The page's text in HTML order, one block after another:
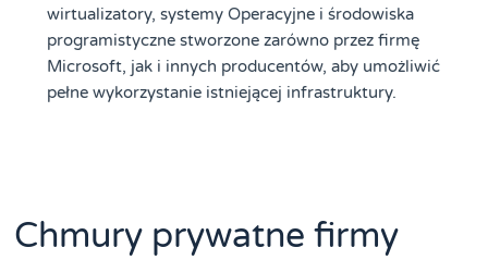
wirtualizatory, systemy Operacyjne i środowiska
programistyczne stworzone zarówno przez firmę
Microsoft, jak i innych producentów, aby umożliwić
pełne wykorzystanie istniejącej infrastruktury.
Chmury prywatne firmy